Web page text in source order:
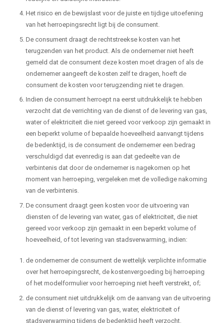
Het risico en de bewijslast voor de juiste en tijdige uitoefening
van het herroepingsrecht ligt bij de consument.
De consument draagt de rechtstreekse kosten van het
terugzenden van het product. Als de ondernemer niet heeft
gemeld dat de consument deze kosten moet dragen of als de
ondernemer aangeeft de kosten zelf te dragen, hoeft de
consument de kosten voor terugzending niet te dragen.
Indien de consument herroept na eerst uitdrukkelijk te hebben
verzocht dat de verrichting van de dienst of de levering van gas,
water of elektriciteit die niet gereed voor verkoop zijn gemaakt in
een beperkt volume of bepaalde hoeveelheid aanvangt tijdens
de bedenktijd, is de consument de ondernemer een bedrag
verschuldigd dat evenredig is aan dat gedeelte van de
verbintenis dat door de ondernemer is nagekomen op het
moment van herroeping, vergeleken met de volledige nakoming
van de verbintenis.
De consument draagt geen kosten voor de uitvoering van
diensten of de levering van water, gas of elektriciteit, die niet
gereed voor verkoop zijn gemaakt in een beperkt volume of
hoeveelheid, of tot levering van stadsverwarming, indien:
de ondernemer de consument de wettelijk verplichte informatie
over het herroepingsrecht, de kostenvergoeding bij herroeping
of het modelformulier voor herroeping niet heeft verstrekt, of;
de consument niet uitdrukkelijk om de aanvang van de uitvoering
van de dienst of levering van gas, water, elektriciteit of
stadsverwarming tijdens de bedenktijd heeft verzocht.